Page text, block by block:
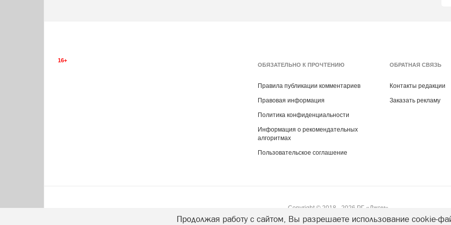
16+
ОБЯЗАТЕЛЬНО К ПРОЧТЕНИЮ
Правила публикации комментариев
Правовая информация
Политика конфиденциальности
Информация о рекомендательных
алгоритмах
Пользовательское соглашение
ОБРАТНАЯ СВЯЗЬ
Контакты редакции
Заказать рекламу
Copyright © 2018 - 2026 РГ «Джем»
Продолжая работу с сайтом, Вы разрешаете использование cookie-